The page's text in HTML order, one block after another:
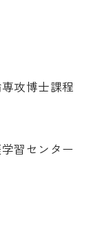
攻博士課程
習センター